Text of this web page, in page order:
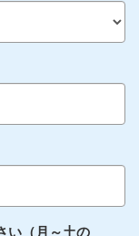
い（月～土の